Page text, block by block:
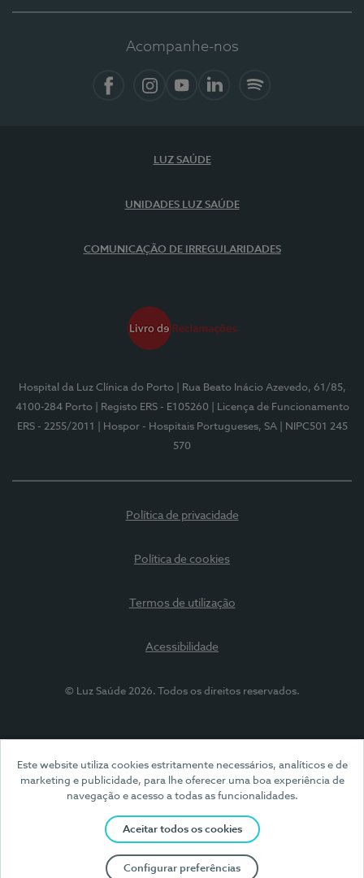
Este website utiliza cookies estritamente necessários, analíticos e de
marketing e publicidade, para lhe oferecer uma boa experiência de
navegação e acesso a todas as funcionalidades.
Aceitar todos os cookies
Configurar preferências
Acompanhe-nos
LUZ SAÚDE
UNIDADES LUZ SAÚDE
COMUNICAÇÃO DE IRREGULARIDADES
Hospital da Luz Clínica do Porto
| Rua Beato Inácio Azevedo, 61/85,
4100-284 Porto
| Registo ERS - E105260
| Licença de Funcionamento
ERS - 2255/2011
| Hospor - Hospitais Portugueses, SA
| NIPC501 245
570
Política de privacidade
Política de cookies
Termos de utilização
Acessibilidade
© Luz Saúde 2026. Todos os direitos reservados.